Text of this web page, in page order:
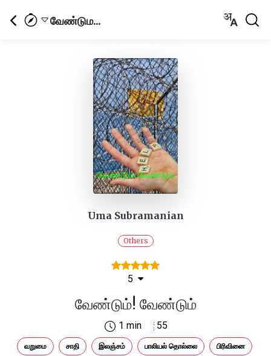
வேண்டும...
Uma Subramanian
Others
5
வேண்டும்! வேண்டும்
1 min 55
வறுமை சாதி இலஞ்சம் பாலியல் தொல்லை பிரிவினை